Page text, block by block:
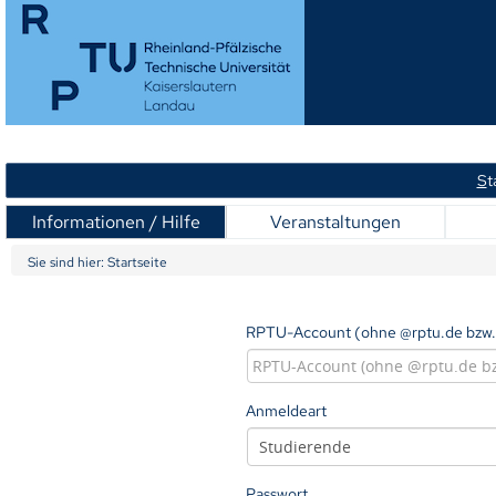
S
Informationen / Hilfe Veranstaltungen
Sie sind hier: Startseite
RPTU-Account (ohne @rptu.de
Anmeldeart